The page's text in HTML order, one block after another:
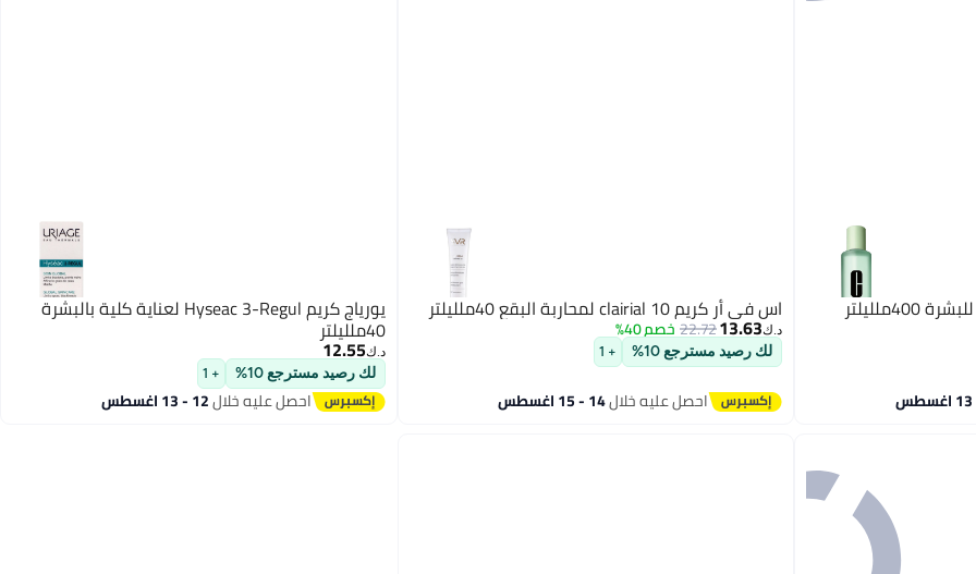
اس في أر كريم clairial 10 لمحاربة البقع 40ملليلتر
د.ك‏13.63
22.72خصم 40%
لك رصيد مسترجع 10% + 1
احصل عليه خلال14 - 15 اغسطس
يورياج كريم Hyseac 3-Regul لعناية كلية بالبشرة
40ملليلتر
د.ك‏12.55
لك رصيد مسترجع 10% + 1
احصل عليه خلال12 - 13 اغسطس